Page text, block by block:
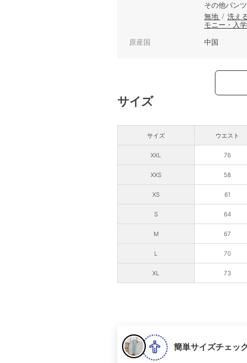
その他パンツ
無地 / 洗え
モニー・入
原産国 中国
サイズ
サイズ
XXL
XXS
XS
S
M
L
XL
ウエスト
76
58
61
64
67
70
73
簡単サイズチェック